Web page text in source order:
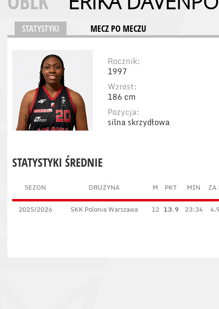
STATYSTYKI MECZ PO MECZU
Rocznik:
1997
Wzrost:
186 cm
Pozycja:
silna skrzydłowa
STATYSTYKI ŚREDNIE
SEZON DRUŻYNA M PKT MIN ZA
2025/2026 SKK Polonia Warszawa 12 13.9 23:34